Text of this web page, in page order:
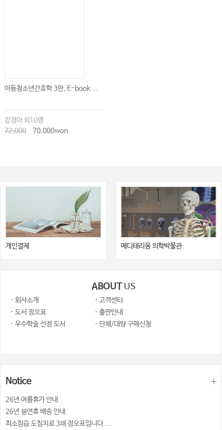
아동청소년간호학 3판, E-book ...
강경아 외10명
72,000
70,000won
개인결제 메디테리움 의학박물관
ABOUT US
· 회사소개
· 고객센터
· 도서 정오표
· 출판안내
· 우수학술 선정 도서
· 단체/대량 구매신청
Notice
26년 여륨휴가 안내
26년 설연휴 배송 안내
최소침습 도침치료 3쇄 정오표입니다....